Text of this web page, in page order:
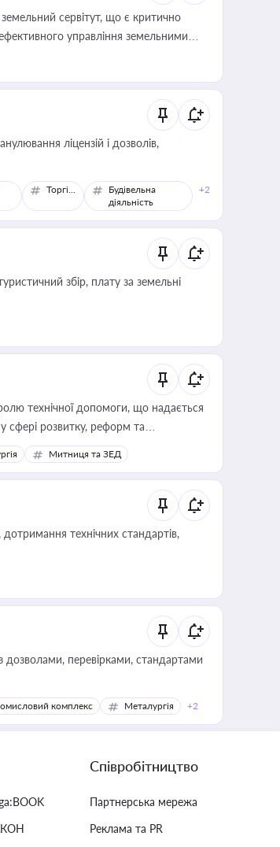
земельний сервітут, що є критично
управління земельними
ліцензій і дозволів,
Торгівля
Будівельна
діяльність
+2
збір, плату за земельні
технічної допомоги, що надається
сфері розвитку, реформ та
Митниця та ЗЕД
технічних стандартів,
перевірками, стандартами
комплекс Металургія +2
Співробітництво
Партнерська мережа
Реклама та PR